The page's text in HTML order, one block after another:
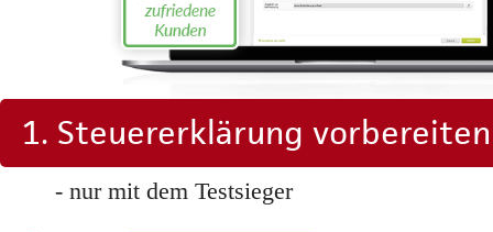
1. Steuererklärung vorbereiten
- nur mit dem Testsieger